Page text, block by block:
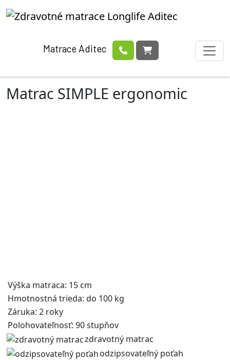
Matrace Aditec
Matrac SIMPLE ergonomic
Výška matraca: 15 cm
Hmotnostná trieda: do 100 kg
Záruka: 2 roky
Polohovateľnosť: 90 stupňov
zdravotný matrac
odzipsovateľný poťah